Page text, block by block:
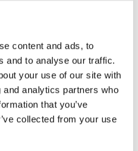
content and ads, to
and to analyse our traffic.
your use of our site with
analytics partners who
that you’ve
collected from your use